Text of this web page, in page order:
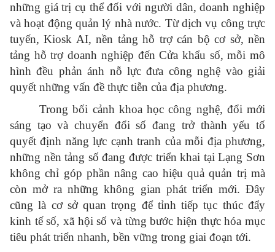
những giá trị cụ thể đối với người dân, doanh nghiệp
và hoạt động quản lý nhà nước. Từ dịch vụ công trực
tuyến, Kiosk AI, nền tảng hỗ trợ cán bộ cơ sở, nền
tảng hỗ trợ doanh nghiệp đến Cửa khẩu số, mỗi mô
hình đều phản ánh nỗ lực đưa công nghệ vào giải
quyết những vấn đề thực tiễn của địa phương.
Trong bối cảnh khoa học công nghệ, đổi mới
sáng tạo và chuyển đổi số đang trở thành yếu tố
quyết định năng lực cạnh tranh của mỗi địa phương,
những nền tảng số đang được triển khai tại Lạng Sơn
không chỉ góp phần nâng cao hiệu quả quản trị mà
còn mở ra những không gian phát triển mới. Đây
cũng là cơ sở quan trọng để tỉnh tiếp tục thúc đẩy
kinh tế số, xã hội số và từng bước hiện thực hóa mục
tiêu phát triển nhanh, bền vững trong giai đoạn tới.